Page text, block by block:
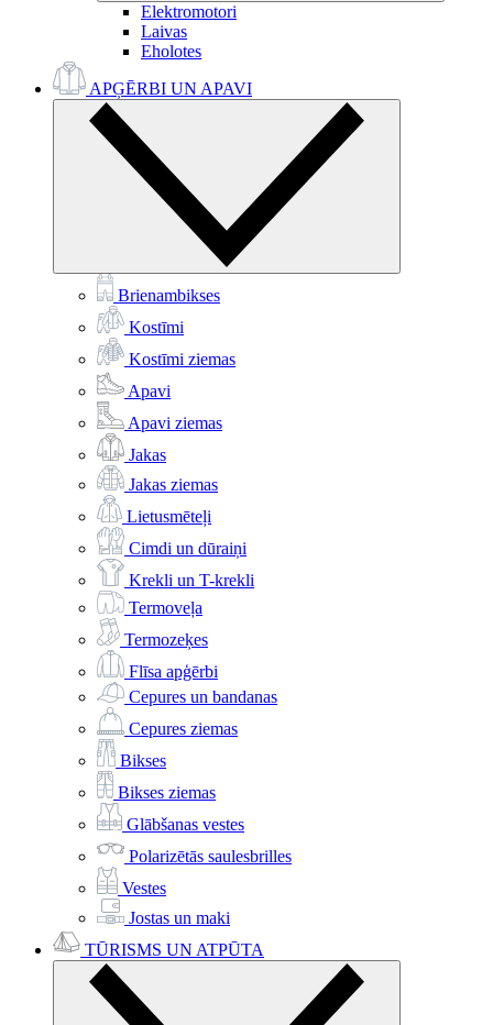
Elektromotori
Laivas
Eholotes
APĢĒRBI UN APAVI
Brienambikses
Kostīmi
Kostīmi ziemas
Apavi
Apavi ziemas
Jakas
Jakas ziemas
Lietusmēteļi
Cimdi un dūraiņi
Krekli un T-krekli
Termoveļa
Termozeķes
Flīsa apģērbi
Cepures un bandanas
Cepures ziemas
Bikses
Bikses ziemas
Glābšanas vestes
Polarizētās saulesbrilles
Vestes
Jostas un maki
TŪRISMS UN ATPŪTA